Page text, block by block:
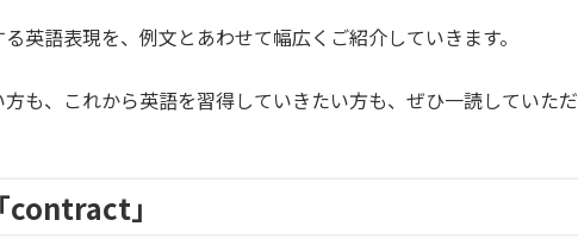
英語表現を、例文とあわせて幅広くご紹介していきます。
も、これから英語を習得していきたい方も、ぜひ一読していただ
contract」